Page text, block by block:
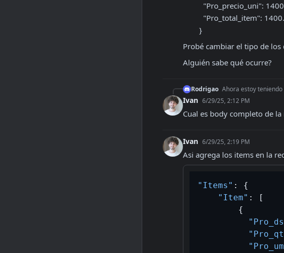
"Pro_precio_uni":
"Pro_total_item":
        }
Probé cambiar el tipo de
Alguién sabe qué ocurre?
Rodrigao Ahora estoy teniendo
Ivan 6/29/25, 2:12 PM
Cual es body completo de
Ivan 6/29/25, 2:19 PM
Asi agrega los items en la
"Items" :
{
"Item" :
[
{